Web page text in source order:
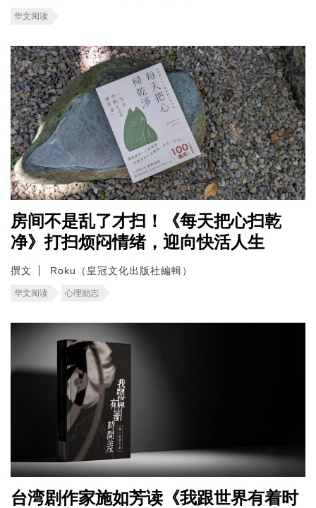
华文阅读
房间不是乱了才扫！《每天把心扫乾
净》打扫烦闷情绪，迎向快活人生
撰文 Roku（皇冠文化出版社編輯）
华文阅读 心理励志
台湾剧作家施如芳读《我跟世界有着时